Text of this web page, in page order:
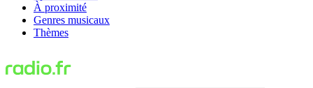
À proximité
Genres musicaux
Thèmes